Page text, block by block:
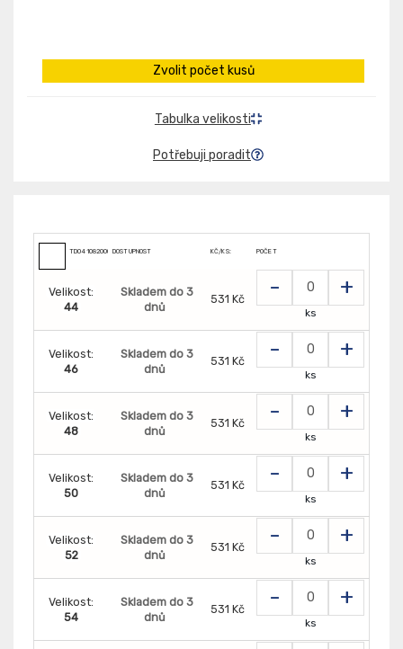
Zvolit počet kusů
Tabulka velikosti
Potřebuji poradit
TD0410820000000DOSTUPNOST KČ/KS: POČET
Velikost:
44
Skladem do 3
dnů
531 Kč - +
ks
Velikost:
46
Skladem do 3
dnů
531 Kč - +
ks
Velikost:
48
Skladem do 3
dnů
531 Kč - +
ks
Velikost:
50
Skladem do 3
dnů
531 Kč - +
ks
Velikost:
52
Skladem do 3
dnů
531 Kč - +
ks
Velikost:
54
Skladem do 3
dnů
531 Kč - +
ks